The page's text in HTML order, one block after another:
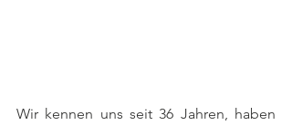
Wir kennen uns seit 36 Jahren, haben